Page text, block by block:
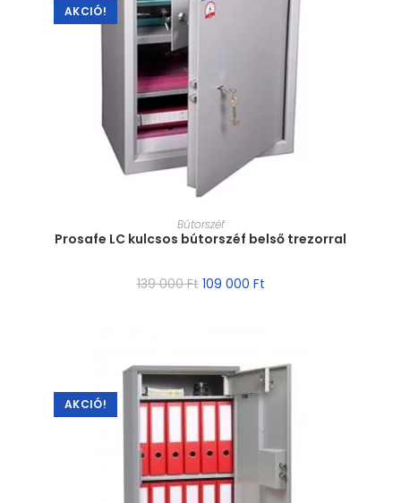
AKCIÓ!
MÉRET VÁLASZTÁSA
Bútorszéf
Prosafe LC kulcsos bútorszéf belső trezorral
139 000Ft 109 000 Ft
AKCIÓ!